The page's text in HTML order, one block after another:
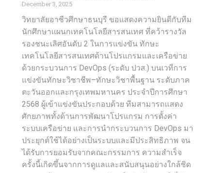
December 3, 2025
วิทยาลัยอาชีวศึกษาธนบุรี ขอแสดงความยินดีกับทีม
นักศึกษาแผนกเทคโนโลยีสารสนเทศ ที่คว้ารางวัล
รองชนะเลิศอันดับ 2 ในการแข่งขัน ทักษะ
เทคโนโลยีสารสนเทศด้านโปรแกรมและเครือข่าย
ด้วยกระบวนการ DevOps (ระดับ ปวส.) บนเวทีการ
แข่งขันทักษะวิชาชีพ–ทักษะวิชาพื้นฐาน ระดับภาค
ตะวันออกและกรุงเทพมหานคร ประจำปีการศึกษา
2568 ผู้เข้าแข่งขันประกอบด้วย ทีมสามารถแสดง
ศักยภาพทั้งด้านการพัฒนาโปรแกรม การตั้งค่า
ระบบเครือข่าย และการนำกระบวนการ DevOps มา
ประยุกต์ใช้ได้อย่างเป็นระบบและมีประสิทธิภาพ จน
ได้รับการยอมรับจากคณะกรรมการ ความสำเร็จ
ครั้งนี้เกิดขึ้นจากการดูแลและสนับสนุนอย่างใกล้ชิด